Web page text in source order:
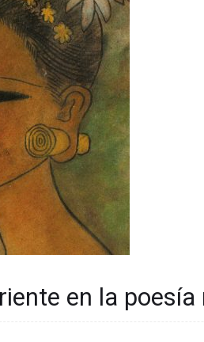
en la